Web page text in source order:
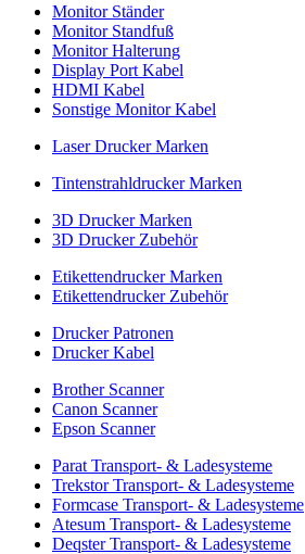
Monitor Ständer
Monitor Standfuß
Monitor Halterung
Display Port Kabel
HDMI Kabel
Sonstige Monitor Kabel
Laser Drucker Marken
Tintenstrahldrucker Marken
3D Drucker Marken
3D Drucker Zubehör
Etikettendrucker Marken
Etikettendrucker Zubehör
Drucker Patronen
Drucker Kabel
Brother Scanner
Canon Scanner
Epson Scanner
Parat Transport- & Ladesysteme
Trekstor Transport- & Ladesysteme
Formcase Transport- & Ladesysteme
Atesum Transport- & Ladesysteme
Deqster Transport- & Ladesysteme